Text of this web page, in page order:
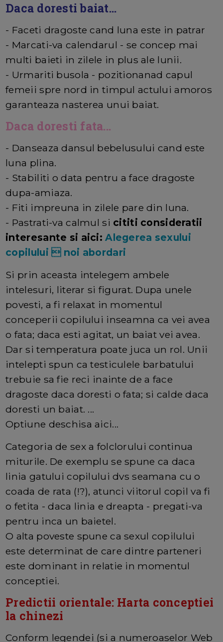
Daca doresti baiat...
- Faceti dragoste cand luna este in patrar
- Marcati-va calendarul - se concep mai
multi baieti in zilele in plus ale lunii.
- Urmariti busola - pozitionanad capul
femeii spre nord in timpul actului amoros
garanteaza nasterea unui baiat.
Daca doresti fata...
- Danseaza dansul bebelusului cand este
luna plina.
- Stabiliti o data pentru a face dragoste
dupa-amiaza.
- Fiti impreuna in zilele pare din luna.
- Pastrati-va calmul si cititi consideratii
interesante si aici: Alegerea sexului
copilului  noi abordari
Si prin aceasta intelegem ambele
intelesuri, literar si figurat. Dupa unele
povesti, a fi relaxat in momentul
conceperii copilului inseamna ca vei avea
o fata; daca esti agitat, un baiat vei avea.
Dar si temperatura poate juca un rol. Unii
intelepti spun ca testiculele barbatului
trebuie sa fie reci inainte de a face
dragoste daca doresti o fata; si calde daca
doresti un baiat. ...
Optiune deschisa aici...
Categoria de sex a folclorului continua
miturile. De exemplu se spune ca daca
linia gatului copilului dvs seamana cu o
coada de rata (!?), atunci viitorul copil va fi
o fetita - daca linia e dreapta - pregati-va
pentru inca un baietel.
O alta poveste spune ca sexul copilului
este determinat de care dintre parteneri
este dominant in relatie in momentul
conceptiei.
Predictii orientale: Harta conceptiei
la chinezi
Conform legendei (si a numeroaselor Web